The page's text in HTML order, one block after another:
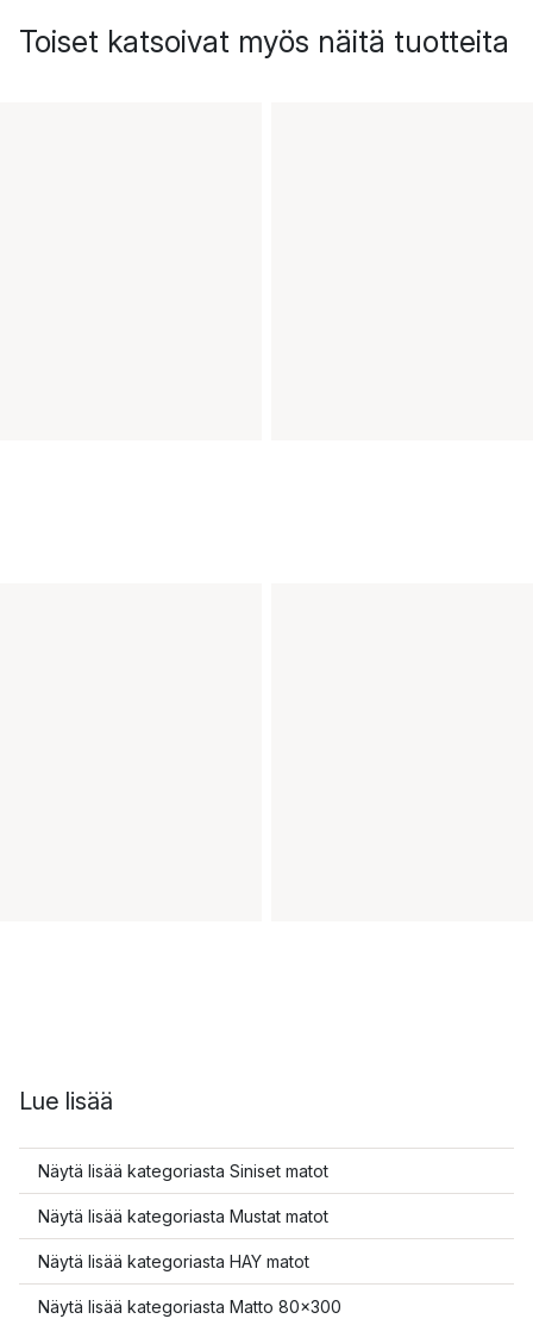
Toiset katsoivat myös näitä tuotteita
Lue lisää
Näytä lisää kategoriasta Siniset matot
Näytä lisää kategoriasta Mustat matot
Näytä lisää kategoriasta HAY matot
Näytä lisää kategoriasta Matto 80x300